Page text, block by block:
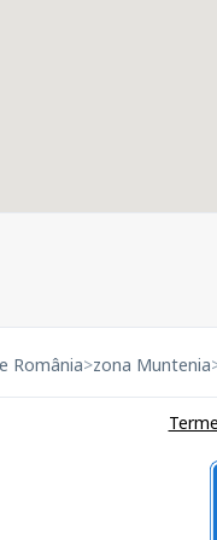
România>zona Muntenia